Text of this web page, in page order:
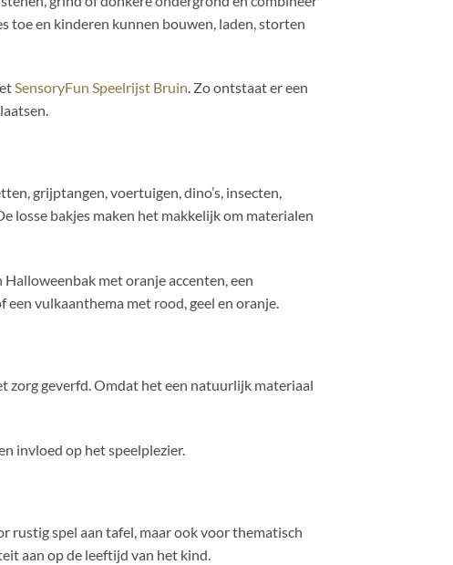
toe en kinderen kunnen bouwen, laden, storten
SensoryFun Speelrijst Bruin. Zo ontstaat er een
grijptangen, voertuigen, dino’s, insecten,
losse bakjes maken het makkelijk om materialen
met oranje accenten, een
vulkaanthema met rood, geel en oranje.
zorg geverfd. Omdat het een natuurlijk materiaal
invloed op het speelplezier.
rustig spel aan tafel, maar ook voor thematisch
aan op de leeftijd van het kind.